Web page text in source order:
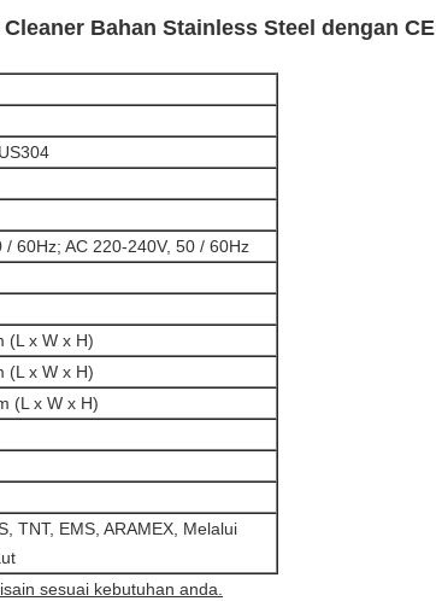
Bahan Stainless Steel dengan CE
/ 60Hz; AC 220-240V, 50 / 60Hz
(L x W x H)
(L x W x H)
(L x W x H)
TNT, EMS, ARAMEX, Melalui
sesuai kebutuhan anda.